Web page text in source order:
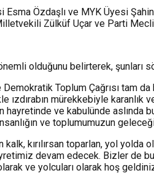
Esma Özdaşlı ve MYK Üyesi
Zülküf Uçar ve Parti
olduğunu belirterek, şunları
Toplum Çağrısı tam
mürekkebiyle karanlık
hayretinde ve kabulünde
ve toplumumuzun
kırılırsan toparlan, yol
devam edecek. Bizler de
ve yolcuları olarak hoş